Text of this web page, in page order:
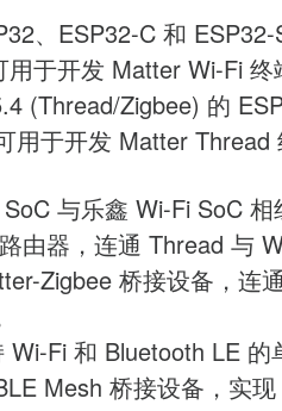
、ESP32-C 和 ESP32-
用于开发 Matter Wi-Fi 终
(Thread/Zigbee) 的
用于开发 Matter Thread
与乐鑫 Wi-Fi SoC 相
由器，连通 Thread 与
Zigbee 桥接设备，连
Wi-Fi 和 Bluetooth LE 的
Mesh 桥接设备，实